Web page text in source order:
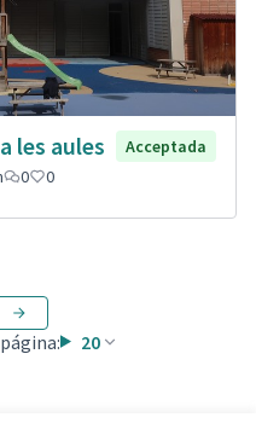
les aules
Acceptada
0 0
20